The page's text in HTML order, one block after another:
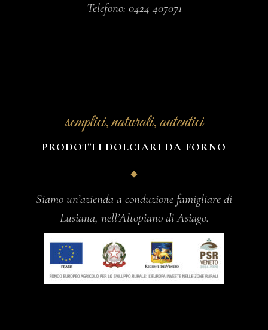
Telefono: 0424 407071
semplici, naturali, autentici
PRODOTTI DOLCIARI DA FORNO
Siamo un’azienda a conduzione famigliare di
Lusiana, nell’Altopiano di Asiago.